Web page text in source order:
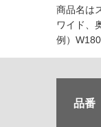
商品名は
ワイド、
例）
品番